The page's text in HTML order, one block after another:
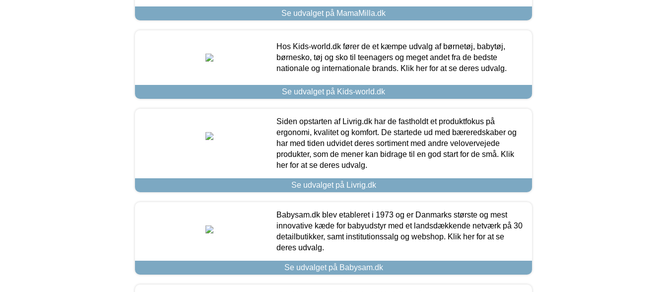
Se udvalget på MamaMilla.dk
Hos Kids-world.dk fører de et kæmpe udvalg af børnetøj, babytøj,
børnesko, tøj og sko til teenagers og meget andet fra de bedste
nationale og internationale brands. Klik her for at se deres udvalg.
Se udvalget på Kids-world.dk
Siden opstarten af Livrig.dk har de fastholdt et produktfokus på
ergonomi, kvalitet og komfort. De startede ud med bæreredskaber og
har med tiden udvidet deres sortiment med andre velovervejede
produkter, som de mener kan bidrage til en god start for de små. Klik
her for at se deres udvalg.
Se udvalget på Livrig.dk
Babysam.dk blev etableret i 1973 og er Danmarks største og mest
innovative kæde for babyudstyr med et landsdækkende netværk på 30
detailbutikker, samt institutionssalg og webshop. Klik her for at se
deres udvalg.
Se udvalget på Babysam.dk